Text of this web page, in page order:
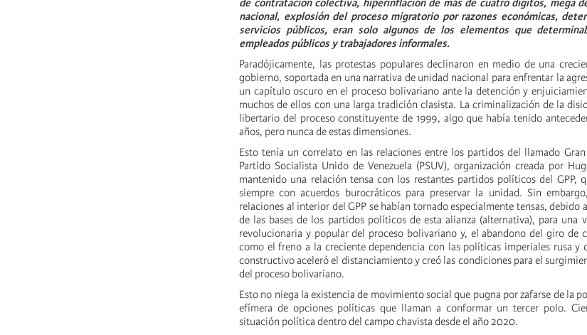
de contratación colectiva, hiperinflación de más de cuatro dígitos, mega
nacional, explosión del proceso migratorio por razones económicas,
servicios públicos, eran solo algunos de los elementos que
empleados públicos y trabajadores informales.
Paradójicamente, las protestas populares declinaron en medio de una
gobierno, soportada en una narrativa de unidad nacional para enfrentar la
un capítulo oscuro en el proceso bolivariano ante la detención y
muchos de ellos con una larga tradición clasista. La criminalización de la
libertario del proceso constituyente de 1999, algo que había tenido
años, pero nunca de estas dimensiones.
Esto tenía un correlato en las relaciones entre los partidos del llamado Gran
Partido Socialista Unido de Venezuela (PSUV), organización creada por
mantenido una relación tensa con los restantes partidos políticos del GPP,
siempre con acuerdos burocráticos para preservar la unidad. Sin
relaciones al interior del GPP se habían tornado especialmente tensas, debido
de las bases de los partidos políticos de esta alianza (alternativa), para una
revolucionaria y popular del proceso bolivariano y, el abandono del giro de
como el freno a la creciente dependencia con las políticas imperiales rusa y
constructivo aceleró el distanciamiento y creó las condiciones para el
del proceso bolivariano.
Esto no niega la existencia de movimiento social que pugna por zafarse de la
efímera de opciones políticas que llaman a conformar un tercer polo.
situación política dentro del campo chavista desde el año 2020.